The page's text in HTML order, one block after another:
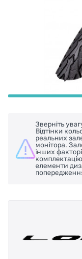
Зверніть
Відтінки
реальних
монітора.
інших
елементи